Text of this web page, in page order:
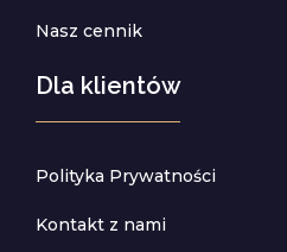
Nasz cennik
Dla klientów
Polityka Prywatności
Kontakt z nami